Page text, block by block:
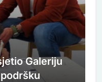
Galeriju